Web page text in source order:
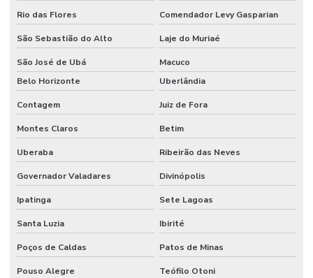
Rio das Flores Comendador Levy Gasparian
São Sebastião do Alto Laje do Muriaé
São José de Ubá
Macuco
Belo Horizonte
Uberlândia
Contagem Juiz de Fora
Montes Claros Betim
Uberaba Ribeirão das Neves
Governador Valadares Divinópolis
Ipatinga Sete Lagoas
Santa Luzia Ibirité
Poços de Caldas Patos de Minas
Pouso Alegre Teófilo Otoni